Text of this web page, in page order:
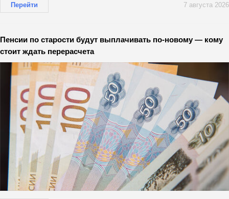
Перейти 7 августа 2026
Пенсии по старости будут выплачивать по-новому — кому
стоит ждать перерасчета